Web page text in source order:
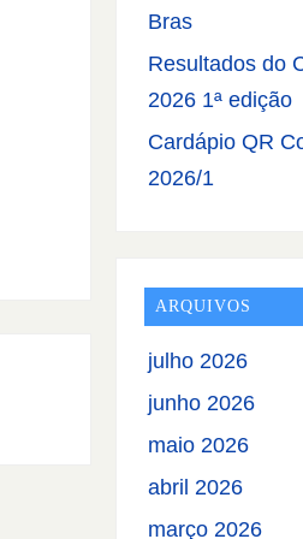
Bras
Resultados do
2026 1ª edição
Cardápio QR
2026/1
ARQUIVOS
julho 2026
junho 2026
maio 2026
abril 2026
março 2026